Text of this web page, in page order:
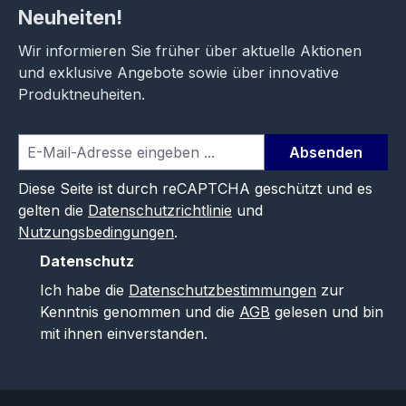
Neuheiten!
Wir informieren Sie früher über aktuelle Aktionen
und exklusive Angebote sowie über innovative
Produktneuheiten.
Absenden
Diese Seite ist durch reCAPTCHA geschützt und es
gelten die Datenschutzrichtlinie und
Nutzungsbedingungen.
Datenschutz
Ich habe die Datenschutzbestimmungen zur
Kenntnis genommen und die AGB gelesen und bin
mit ihnen einverstanden.